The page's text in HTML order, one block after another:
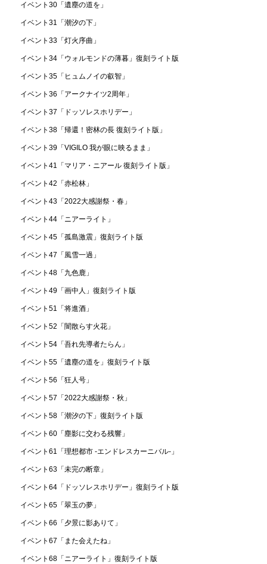
イベント30「遺塵の道を」
イベント31「潮汐の下」
イベント33「灯火序曲」
イベント34「ウォルモンドの薄暮」復刻ライト版
イベント35「ヒュムノイの叡智」
イベント36「アークナイツ2周年」
イベント37「ドッソレスホリデー」
イベント38「帰還！密林の長 復刻ライト版」
イベント39「VIGILO 我が眼に映るまま」
イベント41「マリア・ニアール 復刻ライト版」
イベント42「赤松林」
イベント43「2022大感謝祭・春」
イベント44「ニアーライト」
イベント45「孤島激震」復刻ライト版
イベント47「風雪一過」
イベント48「九色鹿」
イベント49「画中人」復刻ライト版
イベント51「将進酒」
イベント52「闇散らす火花」
イベント54「吾れ先導者たらん」
イベント55「遺塵の道を」復刻ライト版
イベント56「狂人号」
イベント57「2022大感謝祭・秋」
イベント58「潮汐の下」復刻ライト版
イベント60「塵影に交わる残響」
イベント61「理想都市 -エンドレスカーニバル-」
イベント63「未完の断章」
イベント64「ドッソレスホリデー」復刻ライト版
イベント65「翠玉の夢」
イベント66「夕景に影ありて」
イベント67「また会えたね」
イベント68「ニアーライト」復刻ライト版